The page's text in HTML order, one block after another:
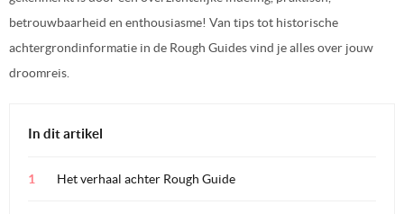
betrouwbaarheid en enthousiasme! Van tips tot historische
achtergrondinformatie in de Rough Guides vind je alles over jouw
droomreis.
In dit artikel
Het verhaal achter Rough Guide